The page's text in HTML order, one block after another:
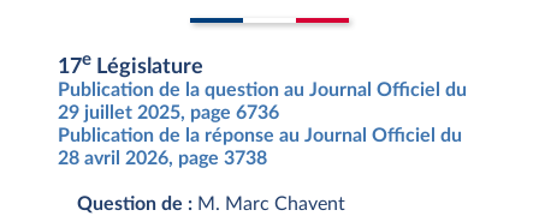
17e Législature
Publication de la question au Journal Officiel du
29 juillet 2025, page 6736
Publication de la réponse au Journal Officiel du
28 avril 2026, page 3738
Question de : M. Marc Chavent